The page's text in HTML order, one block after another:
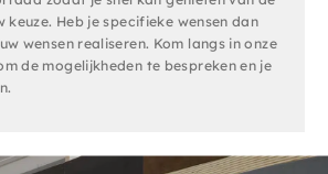
keuze. Heb je specifieke wensen dan
wensen realiseren. Kom langs in onze
de mogelijkheden te bespreken en je